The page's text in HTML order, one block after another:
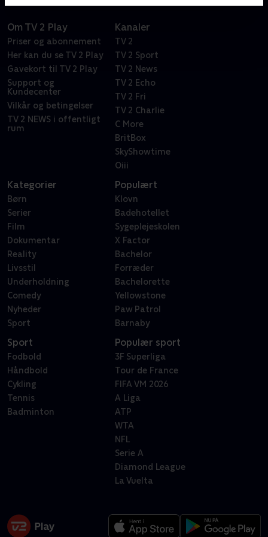
Om TV 2 Play
Priser og abonnement
Her kan du se TV 2 Play
Gavekort til TV 2 Play
Support og
Kundecenter
Vilkår og betingelser
TV 2 NEWS i offentligt
rum
Kanaler
TV 2
TV 2 Sport
TV 2 News
TV 2 Echo
TV 2 Fri
TV 2 Charlie
C More
BritBox
SkyShowtime
Oiii
Kategorier
Børn
Serier
Film
Dokumentar
Reality
Livsstil
Underholdning
Comedy
Nyheder
Sport
Populært
Klovn
Badehotellet
Sygeplejeskolen
X Factor
Bachelor
Forræder
Bachelorette
Yellowstone
Paw Patrol
Barnaby
Sport
Fodbold
Håndbold
Cykling
Tennis
Badminton
Populær sport
3F Superliga
Tour de France
FIFA VM 2026
A Liga
ATP
WTA
NFL
Serie A
Diamond League
La Vuelta